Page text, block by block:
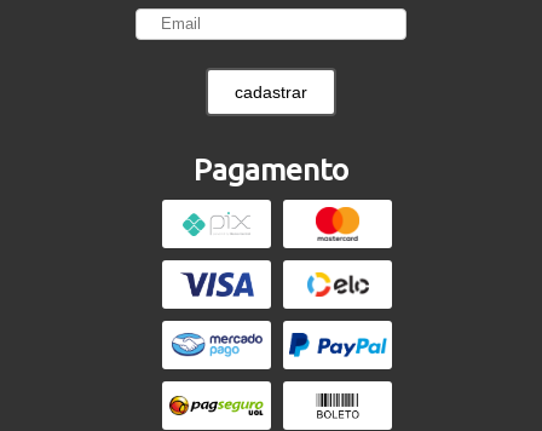
cadastrar
Pagamento